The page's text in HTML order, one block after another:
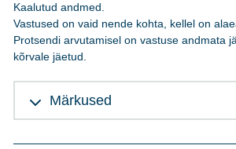
Kaalutud andmed.
Vastused on vaid nende kohta, kellel on
Protsendi arvutamisel on vastuse andmata
kõrvale jäetud.
Märkused